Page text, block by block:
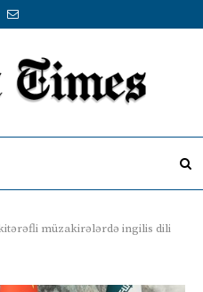
müzakirələrdə ingilis dili